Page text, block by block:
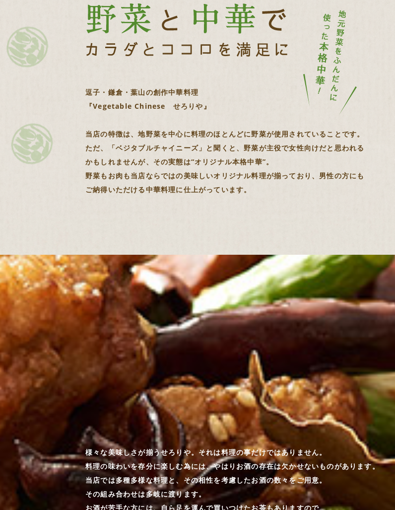
逗子・鎌倉・葉山の創作中華料理
『Vegetable Chinese せろりや』
当店の特徴は、地野菜を中心に料理のほとんどに野菜が使用されていることです。
ただ、「ベジタブルチャイニーズ」と聞くと、野菜が主役で女性向けだと思われる
かもしれませんが、その実態は“オリジナル本格中華”。
野菜もお肉も当店ならではの美味しいオリジナル料理が揃っており、男性の方にも
ご納得いただける中華料理に仕上がっています。
様々な美味しさが揃うせろりや。それは料理の事だけではありません。
料理の味わいを存分に楽しむ為には、やはりお酒の存在は欠かせないものがあります。
当店では多種多様な料理と、その相性を考慮したお酒の数々をご用意。
その組み合わせは多岐に渡ります。
お酒が苦手な方には、自ら足を運んで買いつけたお茶もありますので、